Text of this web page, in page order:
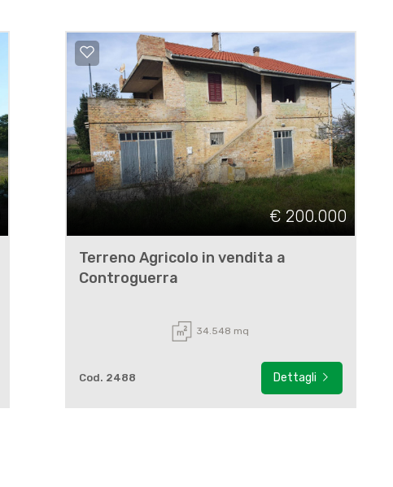
€ 200.000
Terreno Agricolo in vendita a
Controguerra
34.548 mq
Cod. 2488 Dettagli